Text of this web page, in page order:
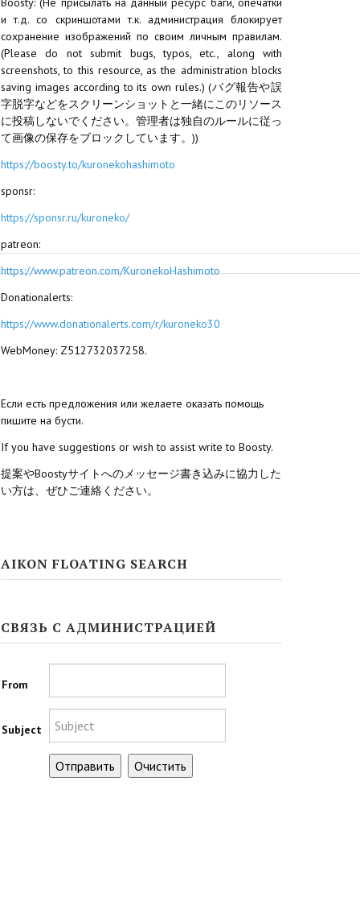
и т.д. со скриншотами т.к. администрация блокирует
сохранение изображений по своим личным правилам.
(Please do not submit bugs, typos, etc., along with
screenshots, to this resource, as the administration blocks
saving images according to its own rules.) (バグ報告や誤
字脱字などをスクリーンショットと一緒にこのリソース
に投稿しないでください。管理者は独自のルールに従っ
て画像の保存をブロックしています。))
https://boosty.to/kuronekohashimoto
sponsr:
https://sponsr.ru/kuroneko/
patreon:
https://www.patreon.com/KuronekoHashimoto
Donationalerts:
https://www.donationalerts.com/r/kuroneko30
WebMoney: Z512732037258.
Если есть предложения или желаете оказать помощь
пишите на бусти.
If you have suggestions or wish to assist write to Boosty.
提案やBoostyサイトへのメッセージ書き込みに協力した
い方は、ぜひご連絡ください。
AIKON FLOATING SEARCH
СВЯЗЬ С АДМИНИСТРАЦИЕЙ
From
Subject